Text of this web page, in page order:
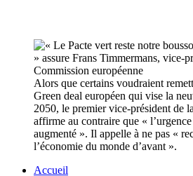
Alors que certains voudraient
Green deal européen qui vise la
2050, le premier vice-président de
affirme au contraire que «
augmenté ». Il appelle à ne pas «
l’économie du monde d’avant ».
Accueil